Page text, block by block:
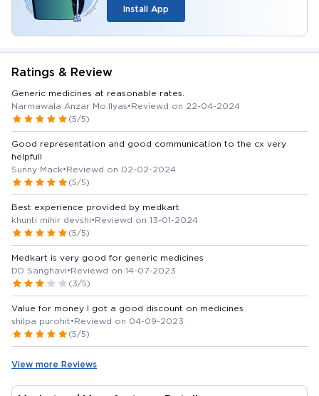
Install App
Ratings & Review
Generic medicines at reasonable rates.
Narmawala Anzar Mo.Ilyas•Reviewd on 22-04-2024
(5/5)
Good representation and good communication to the cx very
helpfull
Sunny Mack•Reviewd on 02-02-2024
(5/5)
Best experience provided by medkart
khunti mihir devshi•Reviewd on 13-01-2024
(5/5)
Medkart is very good for generic medicines
DD Sanghavi•Reviewd on 14-07-2023
(3/5)
Value for money I got a good discount on medicines
shilpa purohit•Reviewd on 04-09-2023
(5/5)
View more Reviews